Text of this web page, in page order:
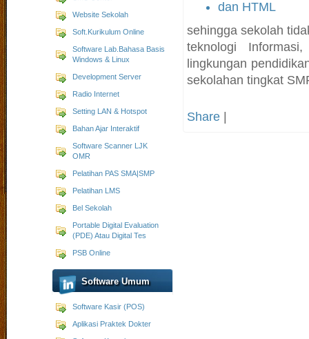
Website Sekolah
Soft.Kurikulum Online
Software Lab.Bahasa Basis
Windows & Linux
Development Server
Radio Internet
Setting LAN & Hotspot
Bahan Ajar Interaktif
Software Scanner LJK
OMR
Pelatihan PAS SMA|SMP
Pelatihan LMS
Bel Sekolah
Portable Digital Evaluation
(PDE) Atau Digital Tes
PSB Online
Software Umum
Software Kasir (POS)
Aplikasi Praktek Dokter
dan HTML
sehingga sekolah
teknologi
lingkungan
sekolahan tingkat
Share